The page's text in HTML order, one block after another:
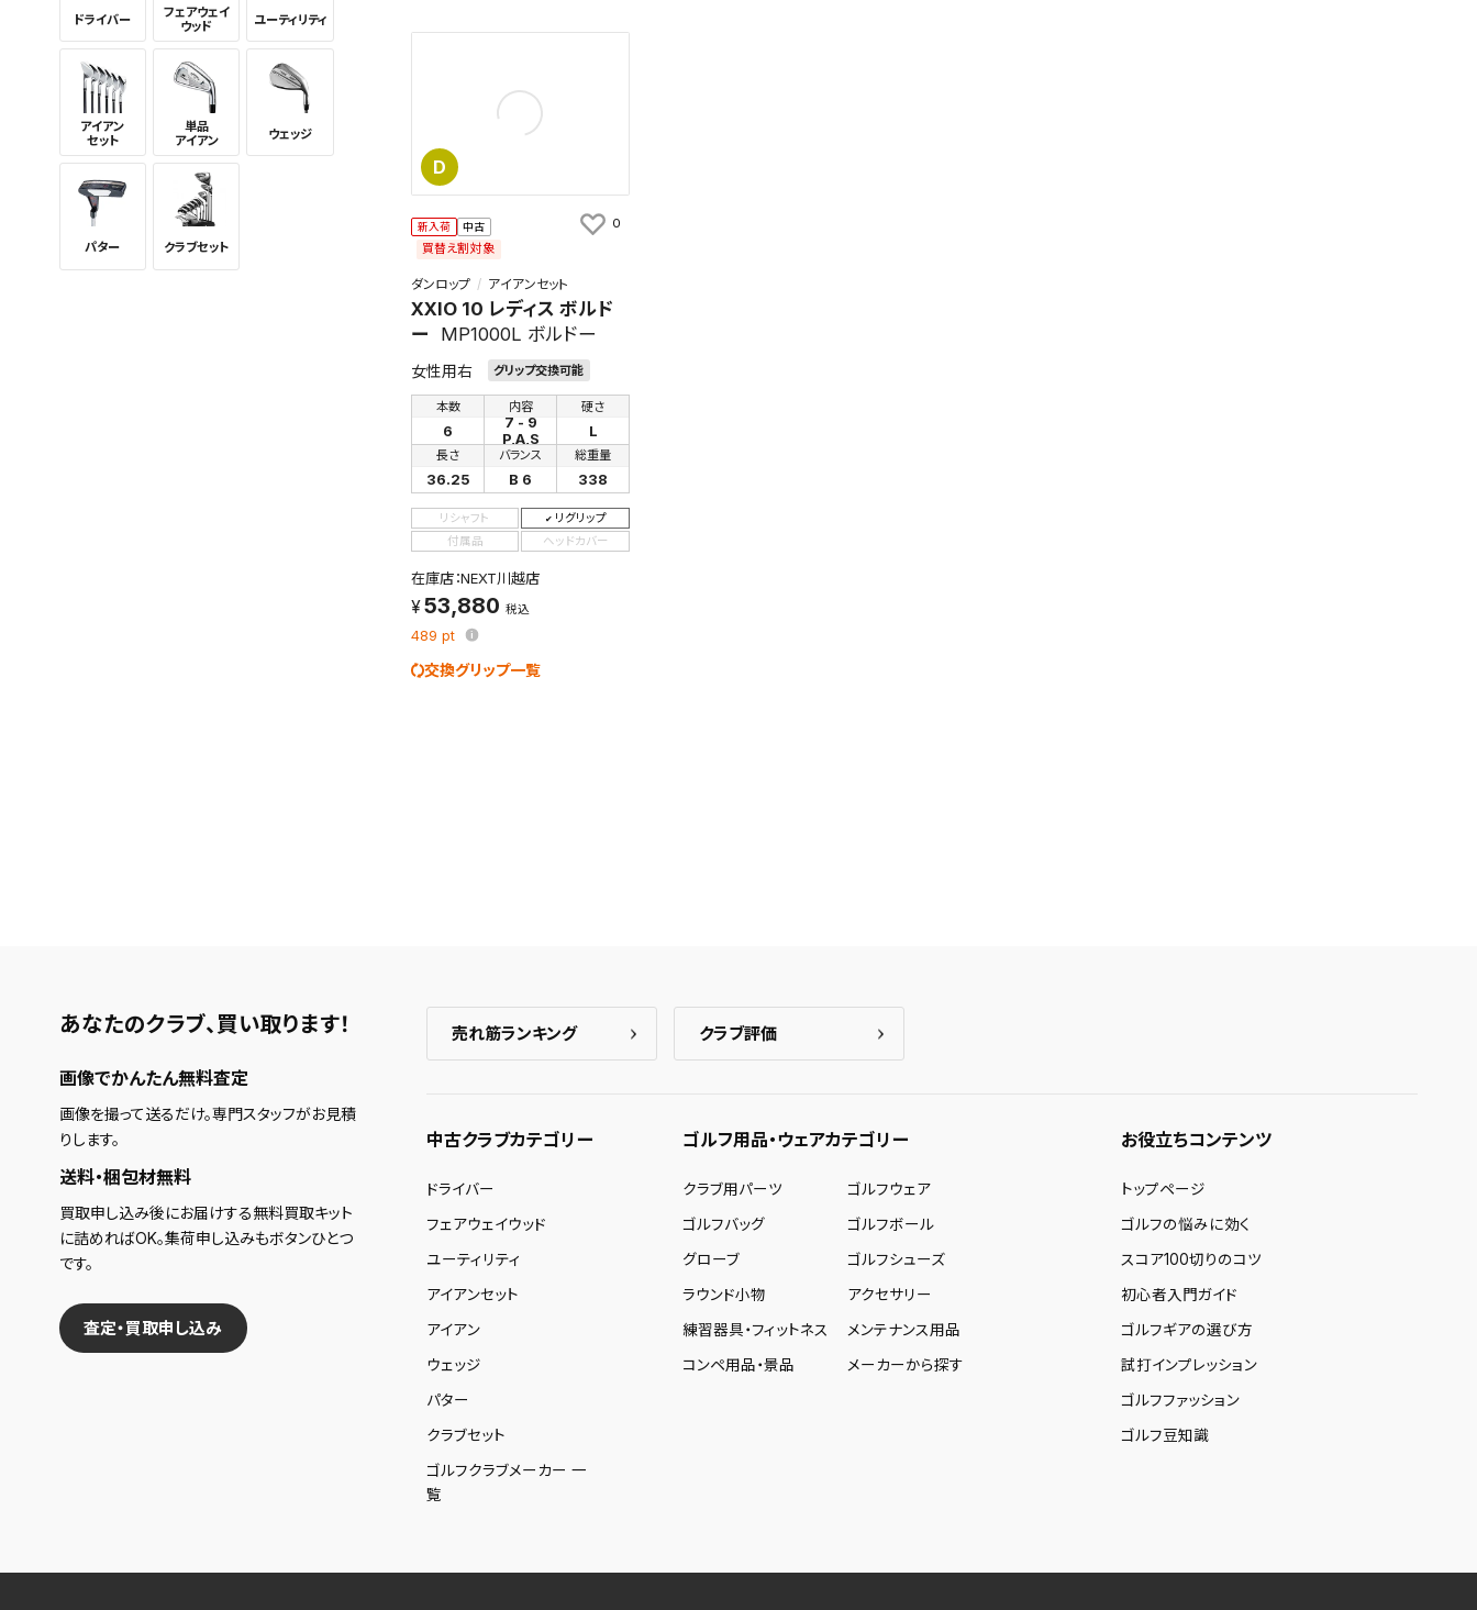
D
新入荷 中古
買替え割対象
ダンロップ アイアンセット
XXIO 10 レディス ボルド
ー
MP1000L ボルドー
女性用右 グリップ交換可能
本数
6
内容
7 - 9
P,A,S
硬さ
L
長さ
36.25
バランス
B 6
総重量
338
リシャフト
リグリップ
付属品
ヘッドカバー
在庫店：NEXT川越店
53,880 税込
489 pt
交換グリップ一覧
0
よく探す商品を、毎回条件指定することなく簡単に開くことができます。
検索条件
新着通知
新着通知を「する」にすると、この条件に一致する商品が入荷した際に、メール及びお客様
のアカウント内の「お知らせ」で通知します。
保存された検索条件は変更できません。
条件を変更したい場合は、マイページの「保存検索条件一覧」から画面を表示し、条件を変更
検索条件を保存しました。
これまで保存した検索条件は、マイページの「保存検索条件一覧」で確認できます。
ドライバー
フェアウェイ
ウッド
ユーティリティ
アイアン
セット
単品
アイアン
ウェッジ
パター クラブセット
あなたのクラブ、 買い取ります！
画像でかんたん無料査定
画像を撮って送るだけ。専門スタッフがお見積
りします。
送料・梱包材無料
買取申し込み後にお届けする無料買取キット
に詰めればOK。集荷申し込みもボタンひとつ
です。
査定・買取申し込み
売れ筋ランキング クラブ評価
中古クラブカテゴリー
ドライバー
フェアウェイウッド
ユーティリティ
アイアンセット
アイアン
ウェッジ
パター
クラブセット
ゴルフクラブメーカー 一
覧
ゴルフ用品・ウェアカテゴリー
クラブ用パーツ
ゴルフウェア
ゴルフバッグ
ゴルフボール
グローブ
ゴルフシューズ
ラウンド小物
アクセサリー
練習器具・フィットネス
メンテナンス用品
コンペ用品・景品
メーカーから探す
お役立ちコンテンツ
トップページ
ゴルフの悩みに効く
スコア100切りのコツ
初心者入門ガイド
ゴルフギアの選び方
試打インプレッション
ゴルフファッション
ゴルフ豆知識